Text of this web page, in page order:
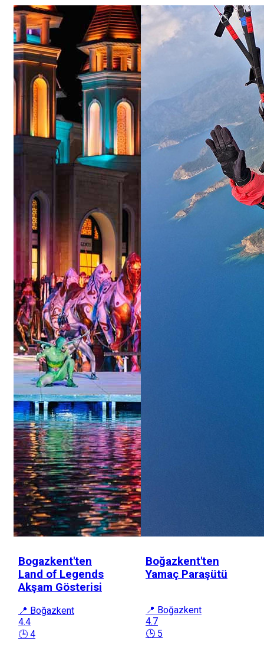
Bogazkent'ten
Land of Legends
Akşam Gösterisi
📍 Boğazkent
4.4
🕒 4
Boğazkent'ten
Yamaç Paraşütü
📍 Boğazkent
4.7
🕒 5